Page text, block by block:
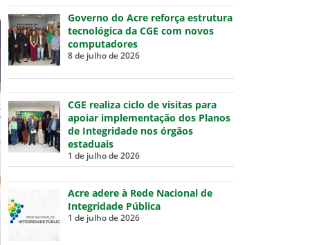
Governo do Acre reforça estrutura
tecnológica da CGE com novos
computadores
8 de julho de 2026
CGE realiza ciclo de visitas para
apoiar implementação dos Planos
de Integridade nos órgãos
estaduais
1 de julho de 2026
Acre adere à Rede Nacional de
Integridade Pública
1 de julho de 2026